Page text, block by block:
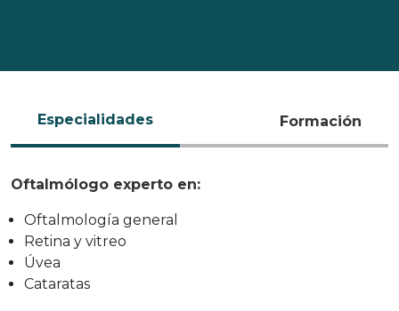
Especialidades Formación
Oftalmólogo experto en:
Oftalmología general
Retina y vitreo
Úvea
Cataratas